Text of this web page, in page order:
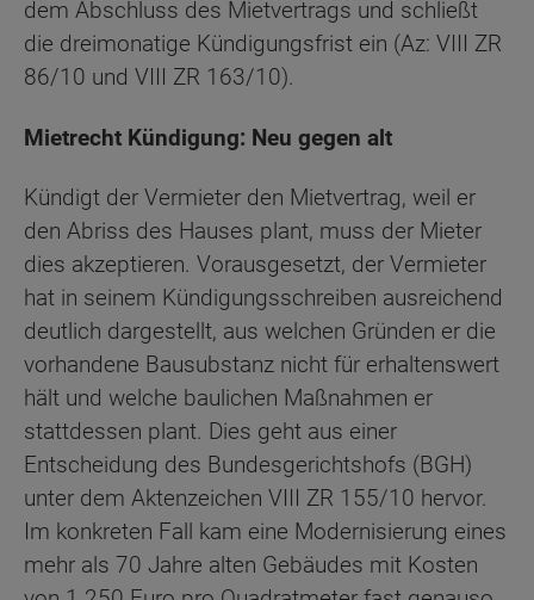
dem Abschluss des Mietvertrags und schließt
die dreimonatige Kündigungsfrist ein (Az: VIII ZR
86/10 und VIII ZR 163/10).
Mietrecht Kündigung: Neu gegen alt
Kündigt der Vermieter den Mietvertrag, weil er
den Abriss des Hauses plant, muss der Mieter
dies akzeptieren. Vorausgesetzt, der Vermieter
hat in seinem Kündigungsschreiben ausreichend
deutlich dargestellt, aus welchen Gründen er die
vorhandene Bausubstanz nicht für erhaltenswert
hält und welche baulichen Maßnahmen er
stattdessen plant. Dies geht aus einer
Entscheidung des Bundesgerichtshofs (BGH)
unter dem Aktenzeichen VIII ZR 155/10 hervor.
Im konkreten Fall kam eine Modernisierung eines
mehr als 70 Jahre alten Gebäudes mit Kosten